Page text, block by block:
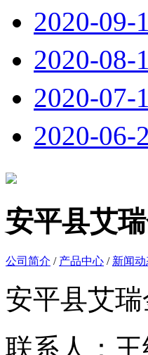
2020-09-
2020-08-
2020-07-
2020-06-
安平县艾
公司简介 / 产品中心 / 新闻
安平县艾
联系人：王